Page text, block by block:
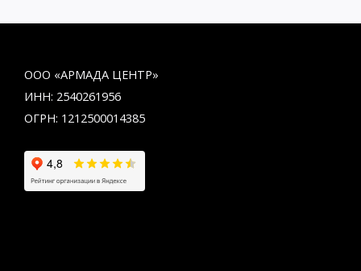
ООО «АРМАДА ЦЕНТР»
ИНН: 2540261956
ОГРН: 1212500014385